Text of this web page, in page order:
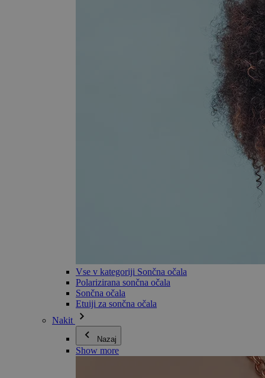
Vse v kategoriji Sončna očala
Polarizirana sončna očala
Sončna očala
Etuiji za sončna očala
Nakit
Nazaj
Show more